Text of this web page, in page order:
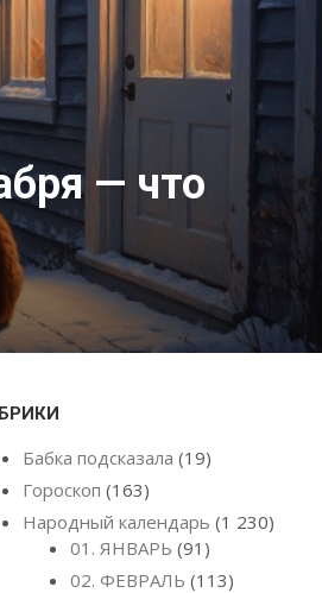
— что
Бабка подсказала (19)
Гороскоп (163)
Народный календарь (1 230)
01. ЯНВАРЬ (91)
02. ФЕВРАЛЬ (113)